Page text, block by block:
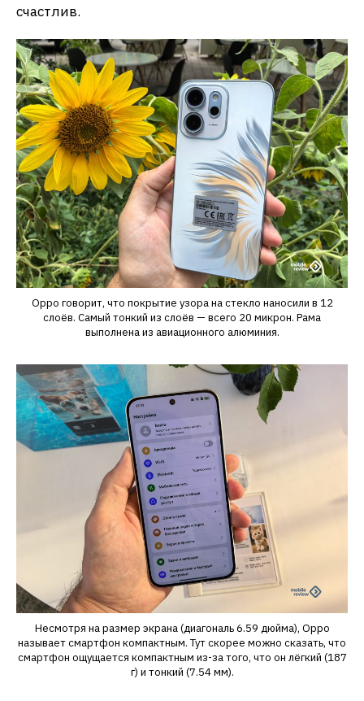
счастлив.
Oppo говорит, что покрытие узора на стекло наносили в 12
слоёв. Самый тонкий из слоёв — всего 20 микрон. Рама
выполнена из авиационного алюминия.
Несмотря на размер экрана (диагональ 6.59 дюйма), Oppo
называет смартфон компактным. Тут скорее можно сказать, что
смартфон ощущается компактным из-за того, что он лёгкий (187
г) и тонкий (7.54 мм).